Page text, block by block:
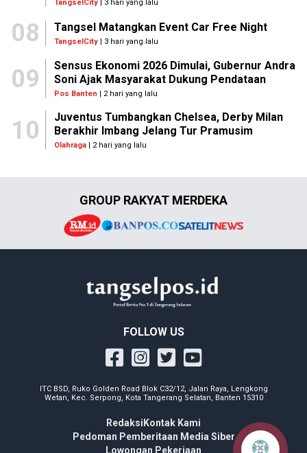
TangselCity| 3 hari yang lalu
08 Tangsel Matangkan Event Car Free Night
TangselCity | 3 hari yang lalu
09
Sensus Ekonomi 2026 Dimulai, Gubernur Andra
Soni Ajak Masyarakat Dukung Pendataan
Pos Banten | 2 hari yang lalu
10
Juventus Tumbangkan Chelsea, Derby Milan
Berakhir Imbang Jelang Tur Pramusim
Olahraga| 2 hari yang lalu
GROUP RAKYAT MERDEKA
FOLLOW US
ITC BSD, Ruko Golden Road Blok C32/12, Jalan Raya, Lengkong
Wetan, Kec. Serpong, Kota Tangerang Selatan, Banten 15310
Redaksi Kontak Kami
Pedoman Pemberitaan Media Siber
Lowongan Pekerjaan